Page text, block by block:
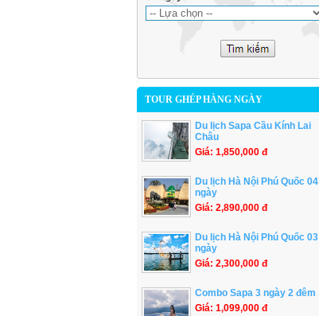
TOUR GHÉP HÀNG NGÀY
Du lịch Sapa Cầu Kính Lai
Châu
Giá: 1,850,000 đ
Du lịch Hà Nội Phú Quốc 04
ngày
Giá: 2,890,000 đ
Du lịch Hà Nội Phú Quốc 03
ngày
Giá: 2,300,000 đ
Combo Sapa 3 ngày 2 đêm
Giá: 1,099,000 đ